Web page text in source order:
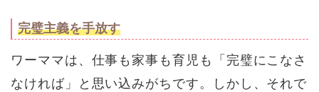
完璧主義を手放す
ワーママは、仕事も家事も育児も「完璧にこなさ
なければ」と思い込みがちです。しかし、それで